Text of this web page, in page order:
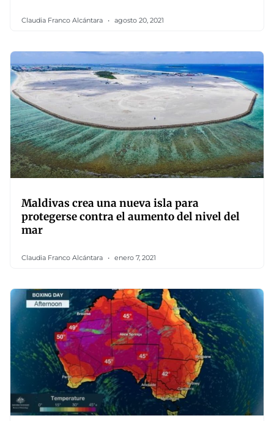
Claudia Franco Alcántara agosto 20, 2021
Maldivas crea una nueva isla para
protegerse contra el aumento del nivel del
mar
Claudia Franco Alcántara enero 7, 2021